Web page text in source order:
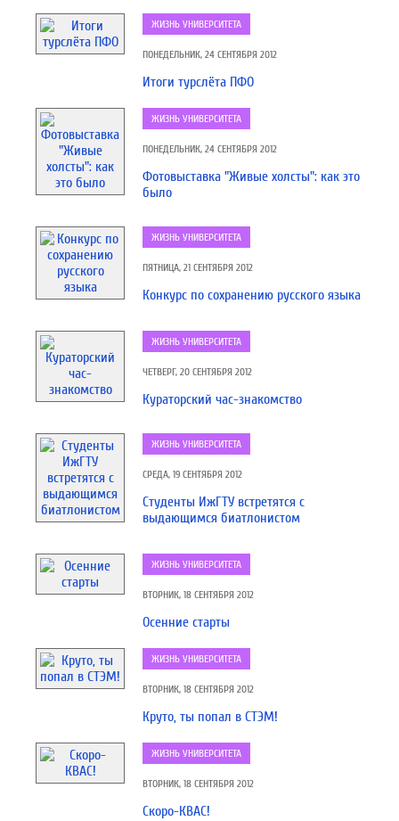
ЖИЗНЬ УНИВЕРСИТЕТА
ПОНЕДЕЛЬНИК, 24 СЕНТЯБРЯ 2012
Итоги турслёта ПФО
ЖИЗНЬ УНИВЕРСИТЕТА
ПОНЕДЕЛЬНИК, 24 СЕНТЯБРЯ 2012
Фотовыставка "Живые холсты": как это
было
ЖИЗНЬ УНИВЕРСИТЕТА
ПЯТНИЦА, 21 СЕНТЯБРЯ 2012
Конкурс по сохранению русского языка
ЖИЗНЬ УНИВЕРСИТЕТА
ЧЕТВЕРГ, 20 СЕНТЯБРЯ 2012
Кураторский час-знакомство
ЖИЗНЬ УНИВЕРСИТЕТА
СРЕДА, 19 СЕНТЯБРЯ 2012
Студенты ИжГТУ встретятся с
выдающимся биатлонистом
ЖИЗНЬ УНИВЕРСИТЕТА
ВТОРНИК, 18 СЕНТЯБРЯ 2012
Осенние старты
ЖИЗНЬ УНИВЕРСИТЕТА
ВТОРНИК, 18 СЕНТЯБРЯ 2012
Круто, ты попал в СТЭМ!
ЖИЗНЬ УНИВЕРСИТЕТА
ВТОРНИК, 18 СЕНТЯБРЯ 2012
Скоро-КВАС!